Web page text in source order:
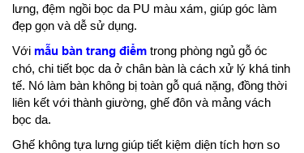
lưng, đệm ngồi bọc da PU màu xám, giúp góc làm
đẹp gọn và dễ sử dụng.
Với mẫu bàn trang điểm trong phòng ngủ gỗ óc
chó, chi tiết bọc da ở chân bàn là cách xử lý khá tinh
tế. Nó làm bàn không bị toàn gỗ quá nặng, đồng thời
liên kết với thành giường, ghế đôn và mảng vách
bọc da.
Ghế không tựa lưng giúp tiết kiệm diện tích hơn so